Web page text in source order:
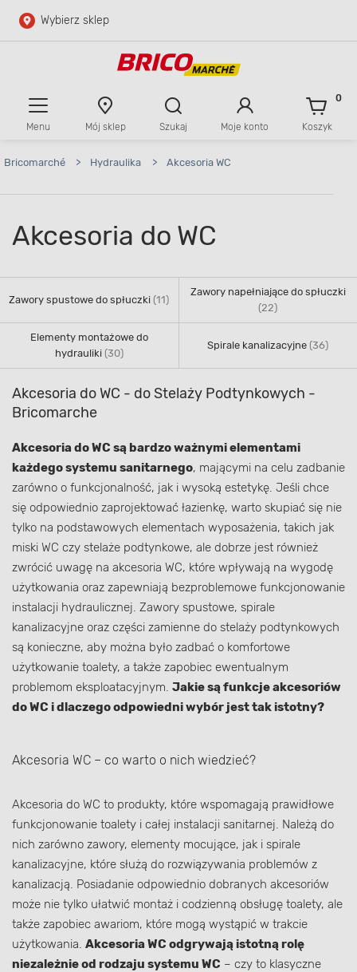
Przejdź do głównej zawartości
Wybierz sklep
Menu Mój sklep Szukaj Moje konto Koszyk
0
Bricomarché > Hydraulika > Akcesoria WC
Akcesoria do WC
Zawory spustowe do spłuczki (11)
Zawory napełniające do spłuczki
(22)
Elementy montażowe do
hydrauliki (30)
Spirale kanalizacyjne (36)
Akcesoria do WC - do Stelaży Podtynkowych -
Bricomarche
Akcesoria do WC są bardzo ważnymi elementami
każdego systemu sanitarnego, mającymi na celu zadbanie
zarówno o funkcjonalność, jak i wysoką estetykę. Jeśli chce
się odpowiednio zaprojektować łazienkę, warto skupiać się nie
tylko na podstawowych elementach wyposażenia, takich jak
miski WC czy stelaże podtynkowe, ale dobrze jest również
zwrócić uwagę na akcesoria WC, które wpływają na wygodę
użytkowania oraz zapewniają bezproblemowe funkcjonowanie
instalacji hydraulicznej. Zawory spustowe, spirale
kanalizacyjne oraz części zamienne do stelaży podtynkowych
są konieczne, aby można było zadbać o komfortowe
użytkowanie toalety, a także zapobiec ewentualnym
problemom eksploatacyjnym. Jakie są funkcje akcesoriów
do WC i dlaczego odpowiedni wybór jest tak istotny?
Akcesoria WC – co warto o nich wiedzieć?
Akcesoria do WC to produkty, które wspomagają prawidłowe
funkcjonowanie toalety i całej instalacji sanitarnej. Należą do
nich zarówno zawory, elementy mocujące, jak i spirale
kanalizacyjne, które służą do rozwiązywania problemów z
kanalizacją. Posiadanie odpowiednio dobranych akcesoriów
może nie tylko ułatwić montaż i codzienną obsługę toalety, ale
także zapobiec awariom, które mogą wystąpić w trakcie
użytkowania. Akcesoria WC odgrywają istotną rolę
niezależnie od rodzaju systemu WC – czy to klasyczne